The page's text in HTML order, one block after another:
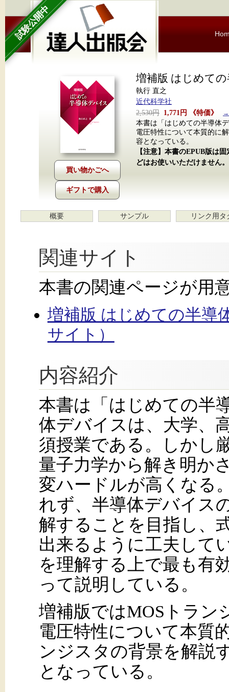
試験公開中
ギフトで購入
増補版 はじめて
執行 直之
近代科学社
2,530円 1,771円 《特価》 →
本書は「はじめての半導体
電圧特性について本質的に
容となっている。
【注意】本書のEPUB版は
どはお使いいただけません
概要 サンプル リンク用タ
関連サイト
本書の関連ページが用
増補版 はじめての半導
サイト）
内容紹介
本書は「はじめての半
体デバイスは、大学、
須授業である。しかし
量子力学から解き明か
変ハードルが高くなる
れず、半導体デバイス
解することを目指し、
出来るように工夫して
を理解する上で最も有
って説明している。
増補版ではMOSトラン
電圧特性について本質
ンジスタの背景を解説
となっている。